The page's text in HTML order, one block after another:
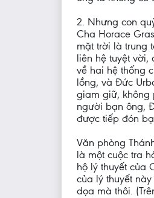
2. Nhưng con
Cha Horace
mặt trời là trung
liên hệ tuyệt vời,
về hai hệ thống
lồng, và Đức
giam giữ, không
người bạn ông,
được tiếp đón
Văn phòng
là một cuộc tra
hộ lý thuyết của
của lý thuyết
dọa mà thôi.